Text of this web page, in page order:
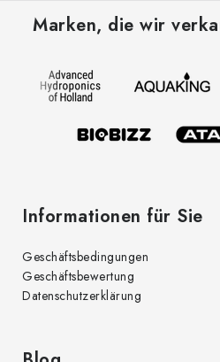
Marken, die wir
Informationen für Sie
Geschäftsbedingungen
Geschäftsbewertung
Datenschutzerklärung